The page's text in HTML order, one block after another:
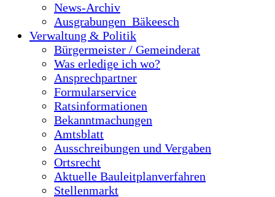
News-Archiv
Ausgrabungen_Bäkeesch
Verwaltung & Politik
Bürgermeister / Gemeinderat
Was erledige ich wo?
Ansprechpartner
Formularservice
Ratsinformationen
Bekanntmachungen
Amtsblatt
Ausschreibungen und Vergaben
Ortsrecht
Aktuelle Bauleitplanverfahren
Stellenmarkt